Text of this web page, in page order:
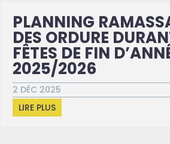
PLANNING
DES ORDURE
FÊTES DE FIN
2025/2026
2 DÉC 2025
LIRE PLUS